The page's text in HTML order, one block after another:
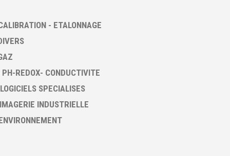
- ETALONNAGE
REDOX- CONDUCTIVITE
SPECIALISES
INDUSTRIELLE